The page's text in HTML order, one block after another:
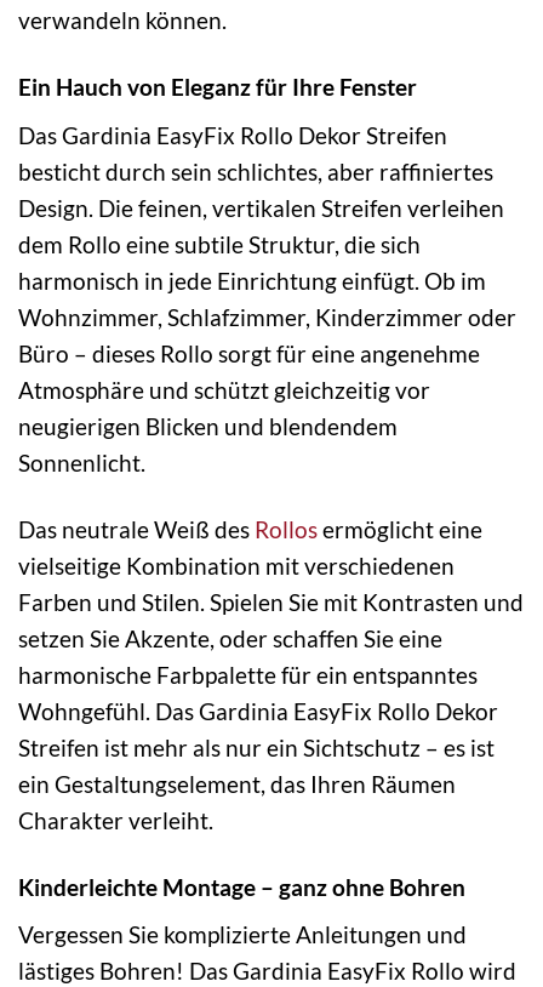
verwandeln können.
Ein Hauch von Eleganz für Ihre Fenster
Das Gardinia EasyFix Rollo Dekor Streifen
besticht durch sein schlichtes, aber raffiniertes
Design. Die feinen, vertikalen Streifen verleihen
dem Rollo eine subtile Struktur, die sich
harmonisch in jede Einrichtung einfügt. Ob im
Wohnzimmer, Schlafzimmer, Kinderzimmer oder
Büro – dieses Rollo sorgt für eine angenehme
Atmosphäre und schützt gleichzeitig vor
neugierigen Blicken und blendendem
Sonnenlicht.
Das neutrale Weiß des Rollosermöglicht eine
vielseitige Kombination mit verschiedenen
Farben und Stilen. Spielen Sie mit Kontrasten und
setzen Sie Akzente, oder schaffen Sie eine
harmonische Farbpalette für ein entspanntes
Wohngefühl. Das Gardinia EasyFix Rollo Dekor
Streifen ist mehr als nur ein Sichtschutz – es ist
ein Gestaltungselement, das Ihren Räumen
Charakter verleiht.
Kinderleichte Montage – ganz ohne Bohren
Vergessen Sie komplizierte Anleitungen und
lästiges Bohren! Das Gardinia EasyFix Rollo wird